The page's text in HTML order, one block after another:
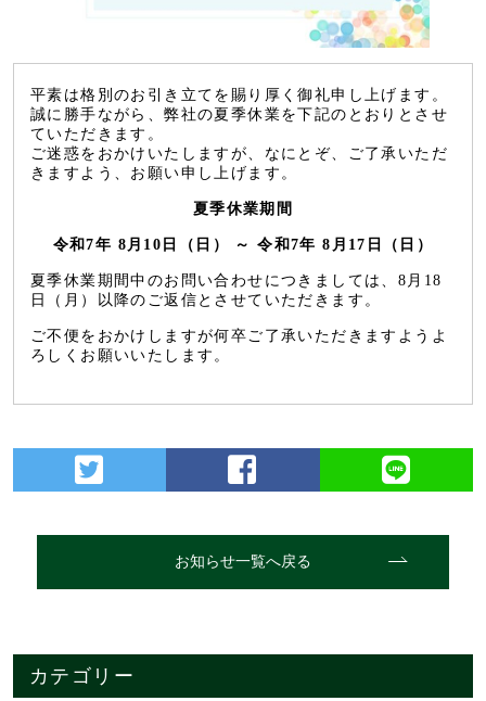
平素は格別のお引き立てを賜り厚く御礼申し上げます。
誠に勝手ながら、弊社の夏季休業を下記のとおりとさせ
ていただきます。
ご迷惑をおかけいたしますが、なにとぞ、ご了承いただ
きますよう、お願い申し上げます。
夏季休業期間
令和7年 8月10日（日 ） ～ 令和7年 8月17日（日）
夏季休業期間中のお問い合わせにつきましては、8月18
日（月）以降のご返信とさせていただきます。
ご不便をおかけしますが何卒ご了承いただきますようよ
ろしくお願いいたします。
お知らせ一覧へ戻る
カテゴリー